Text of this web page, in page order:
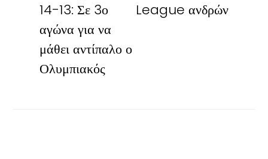
14-13: Σε 3ο
αγώνα για να
μάθει αντίπαλο ο
Ολυμπιακός
League ανδρών